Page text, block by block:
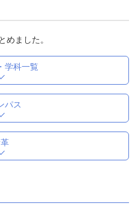
めました。
学科一覧
パス